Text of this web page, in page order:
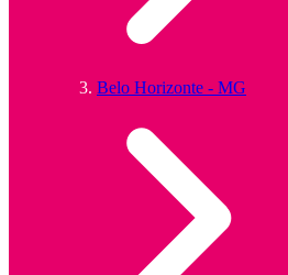
Belo Horizonte - MG